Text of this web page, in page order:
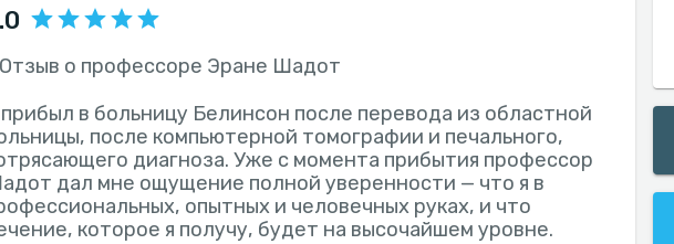
Отзыв о профессоре Эране Шадот
в больницу Белинсон после перевода из областной
после компьютерной томографии и печального,
диагноза. Уже с момента прибытия профессор
дал мне ощущение полной уверенности — что я в
опытных и человечных руках, и что
которое я получу, будет на высочайшем уровне.